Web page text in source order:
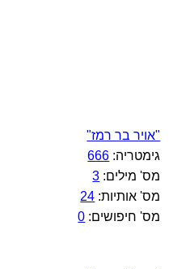
"אויר בר רמז"
גימטריה: 666
מס' מילים: 3
מס' אותיות: 24
מס' חיפושים: 0